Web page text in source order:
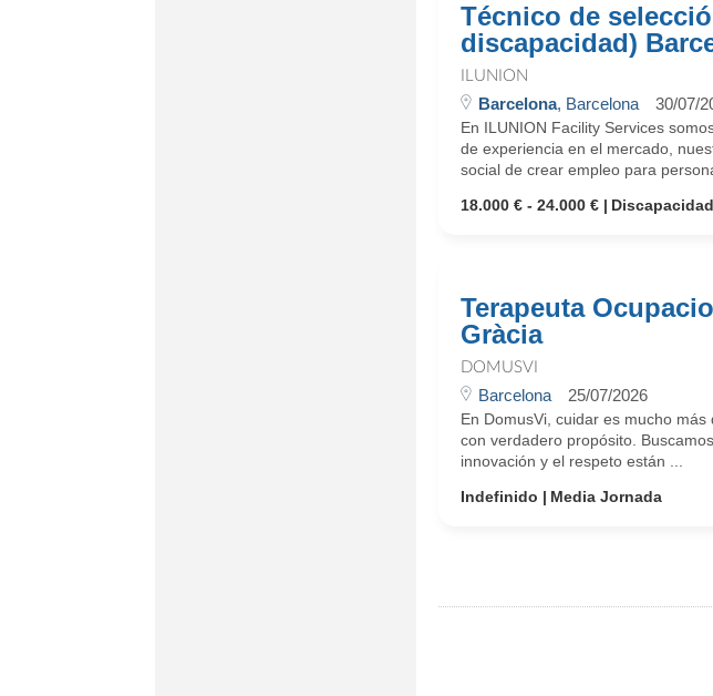
Técnico de
discapacidad)
ILUNION
Barcelona, Barcelona 30/07/
En ILUNION Facility Services
de experiencia en el mercado,
social de crear empleo para
18.000 € - 24.000 €
Discapacidad
Terapeuta
Gràcia
DOMUSVI
Barcelona 25/07/2026
En DomusVi, cuidar es mucho
con verdadero propósito.
innovación y el respeto están ...
Indefinido
Media Jornada